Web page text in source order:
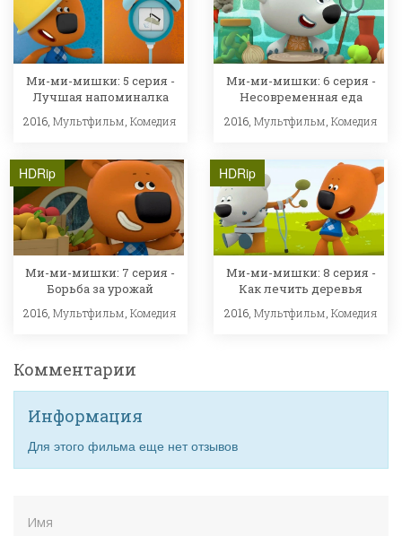
Ми-ми-мишки: 5 серия -
Лучшая напоминалка
2016,Мультфильм ,Комедия
Ми-ми-мишки: 6 серия -
Несовременная еда
2016, Мультфильм Комедия
HDRip
Ми-ми-мишки: 7 серия -
Борьба за урожай
2016,Мультфильм ,Комедия
HDRip
Ми-ми-мишки: 8 серия -
Как лечить деревья
2016, Мультфильм Комедия
Комментарии
Информация
Для этого фильма еще нет отзывов